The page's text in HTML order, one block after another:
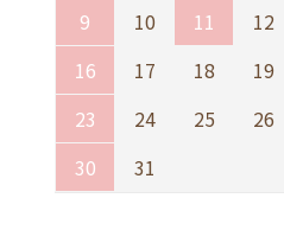
9
10 11 12
16
17 18 19
23
24 25 26
30
31